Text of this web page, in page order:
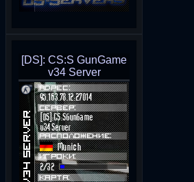
[DS]: CS:S GunGame
v34 Server